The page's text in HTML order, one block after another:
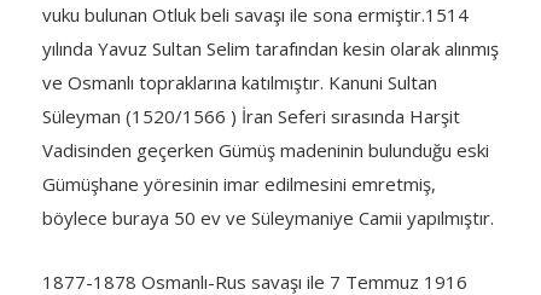
vuku bulunan Otluk beli savaşı ile sona ermiştir.1514
yılında Yavuz Sultan Selim tarafından kesin olarak alınmış
ve Osmanlı topraklarına katılmıştır. Kanuni Sultan
Süleyman (1520/1566 ) İran Seferi sırasında Harşit
Vadisinden geçerken Gümüş madeninin bulunduğu eski
Gümüşhane yöresinin imar edilmesini emretmiş,
böylece buraya 50 ev ve Süleymaniye Camii yapılmıştır.
1877-1878 Osmanlı-Rus savaşı ile 7 Temmuz 1916